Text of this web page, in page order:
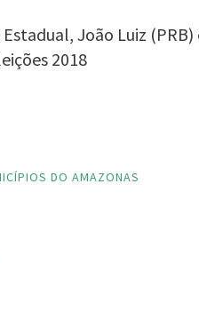
João Luiz
2018
DO AMAZONAS